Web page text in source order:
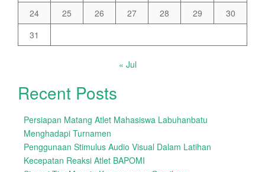
24
25 26 27 28 29
30
31
« Jul
Recent Posts
Persiapan Matang Atlet Mahasiswa Labuhanbatu
Menghadapi Turnamen
Penggunaan Stimulus Audio Visual Dalam Latihan
Kecepatan Reaksi Atlet BAPOMI